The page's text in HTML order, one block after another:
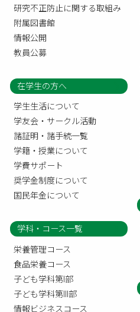
研究不正防止に関する取組み
附属図書館
情報公開
教員公募
在学生の方へ
学生生活について
学友会・サークル活動
諸証明・諸手続一覧
学籍・授業について
学費サポート
奨学金制度について
国民年金について
学科・コース一覧
栄養管理コース
食品栄養コース
子ども学科第I部
子ども学科第III部
情報ビジネスコース